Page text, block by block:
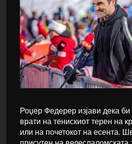
Роџер Федерер изјави дека
врати на тенискиот терен на
или на почетокот на есента.